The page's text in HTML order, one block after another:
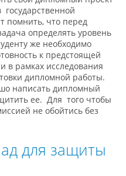
помнить, что перед
определять уровень
же необходимо
к предстоящей
в рамках исследования
дипломной работы.
написать дипломный
ее. Для того чтобы
не обойтись без
для защиты